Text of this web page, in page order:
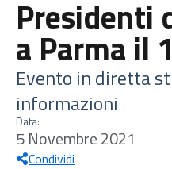
Presidenti
a Parma il
Evento in diretta
informazioni
Data:
5 Novembre 2021
Condividi